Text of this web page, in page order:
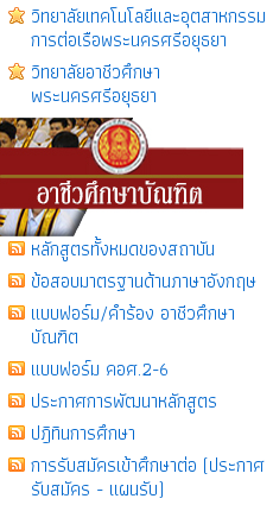
วิทยาลัยเทคโนโลยีเเละอุตสาหกรรม
การต่อเรือพระนครศรีอยุธยา
วิทยาลัยอาชีวศึกษา
พระนครศรีอยุธยา
หลักสูตรทั้งหมดของสถาบัน
ข้อสอบมาตรฐานด้านภาษาอังกฤษ
แบบฟอร์ม/คำร้อง อาชีวศึกษา
บัณฑิต
แบบฟอร์ม คอศ.2-6
ประกาศการพัฒนาหลักสูตร
ปฎิทินการศึกษา
การรับสมัครเข้าศึกษาต่อ (ประกาศ
รับสมัคร - แผนรับ)